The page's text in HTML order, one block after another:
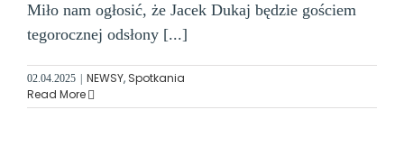
Miło nam ogłosić, że Jacek Dukaj będzie gościem
tegorocznej odsłony [...]
02.04.2025 NEWSY, Spotkania
Read More